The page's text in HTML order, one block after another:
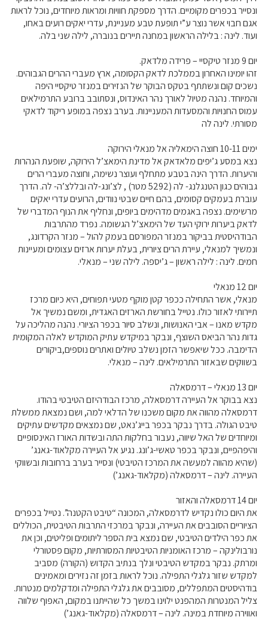
ונסייר בכפרים מקומיים. הדרך מספקת חוויות ומראות מיוחדים, נוכל לראות
אגם חבוי אשר נוצר ע”י תופעת טבע מעניינת, עדרי יאקים רועים באחו,
ועוד. לינה : בלילה הראשון במחנה תיירים בנוברה, לילה שני בלה.
יום 9 מנזר טיקסיי – פרידה מלדאק.
זהו יומינו האחרון בממלכת לדאק הקסומה, ארץ מעברי ההרים הגבוהים.
נשכים קום ונשתתף בטקס הבוקר של הנזירים במנזר טיקסיי היפה
והמיוחד. נהנה מטיול לאורך נהר האינדוס, ונסתובב ברובע התרמילאים
עמוס החנויות והמסעדות המעניינות. בערב נצפה במופע ריקוד לדאקי
מסורתי. לינה לה
ימים 10-11 חוצה הימאליה אל מנאלי הירוקה
נצא במסע ג’יפים מלאדאק אל מדינת הימאצ’ל הירוקה, שופעת הנהרות
והיערות. הדרך הינה בטבע מתחלף ועוצר נשימה, וחוצה מעברי הרים
גבוהים כגון הטנגלנג- לה (5292 מטר) , לצ’ונג-לה ובללצ’ה- לה. הדרך
עוברת בעמקים קסומים, בהם חיים שבטי נוודים, הרועים עדרי יאקים
מרשימים. נצפה באגמים מדהימים ביופים, ונחליף את הנוף המדברי של
לדאק ביערות ירוקי העד של הימאצ’ל הגשומה. נפרד מהתרבות
הבודהיסטית בביקור במנזר המפורסם בעמק להול – מנזר הקרדונג,
ונמשיך למנאלי, עיירת הרים ציורית, בעלת יערות ארזים עצומים ומעיינות
חמים. לינה : לילה ראשון – ג’יספה. לילה שני – מנאלי.
יום 12 מנאלי
מנאלי, אשר התחילה ככפר קטן מוקף מטעי תפוחים, היא כיום מרכז
תיירותי לאזור כולו. נטייל בחורשת הארזים האגדית, ומשם נמשיך אל
מקדש מאנו – אבי האנושות, ונשלב סיור בכפר הציורי. נהנה מהליכה על
גדות נהר הביאס השוצף, ונבקר במיקדש עתיק המוקדש לאלה המקומית
הדימבה. ככל שיאפשר הזמן נשלב טיולים ואתרים נוספים,ביקורים
בשווקים שבאזור התרמילאים. לינה – מנאלי.
יום 13 מנאלי – דרמסאלה
נצא בבוקר אל העיירה דרמסאלה, מרכז הבודהיזם הטיבטי בהודו.
דרמסאלה מהווה את מקום משכנו של הדלאי למה, ושם נמצאת ממשלת
טיבט הגולה. בדרך נבקר בכפר בייג’נאט, שם נמצאים מקדשים עתיקים
ומיוחדים של האל שיווה, נעבור בחלקות התה ובשדות האורז האינסופיים
והיפהפיים, ונבקר בכפר טאשי-ג’ונג. נגיע אל העיירה מקלאוד-גאנג’
(שהיא מהווה למעשה את המרכז הטיבטי) ונסייר בערב ברחובות ובשווקי
העיירה. לינה – דרמסאלה (מקלאוד-גאנג’)
יום 14 דרמסאלה והאזור
את היום כולו נקדיש לדרמסאלה, המכונה “טיבט הקטנה”. נטייל בכפרים
הציוריים הסובבים את העיירה, ונבקר במרכזי התרבות הטיבטית, הכוללים
את כפר הילדים הטיבטי, שם נמצא בית הספר ליתומים ופליטים, וכן את
נורבולינקה – מרכז האומניות הטיבטיות המסורתיות, מקום פסטורלי
ומרתק. נבקר במקדש הטיבטי ונלך בנתיב הקדוש (הקורה) מסביב
למקדש שזור גלגלי התפילה. נוכל לראות בזמן זה נזירים ומאמינים
בודהיסטים המתפללים, מסובבים את גלגלי התפילה ומדקלמים מנטרות.
צליל המנטרות המהפנט ילוינו במשך כל שהייתנו במקום, האפוף שלווה
ואווירה מיוחדת במינה. לינה – דרמסאלה (מקלאוד-גאנג’)